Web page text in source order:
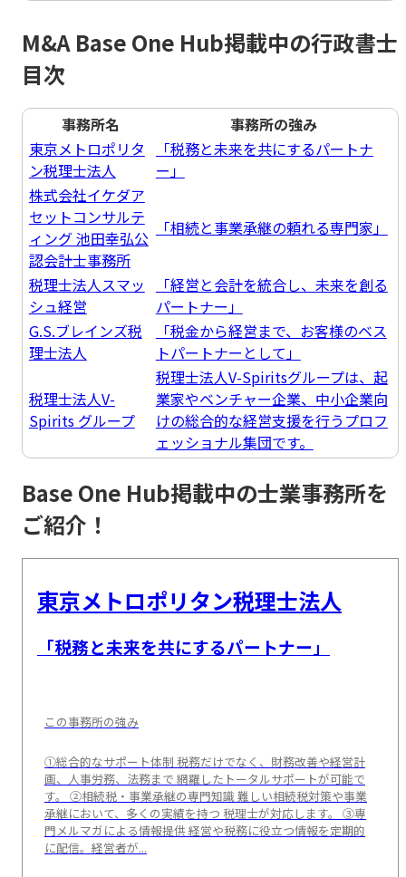
M&A Base One Hub掲載中の行政書士
目次
事務所名
事務所の強み
東京メトロポリタ
ン税理士法人
「税務と未来を共にするパートナ
ー」
株式会社イケダア
セットコンサルテ
ィング 池田幸弘公
認会計士事務所
「相続と事業承継の頼れる専門家」
税理士法人スマッ
シュ経営
「経営と会計を統合し、未来を創る
パートナー」
G.S.ブレインズ税
理士法人
「税金から経営まで、お客様のベス
トパートナーとして」
税理士法人V-
Spirits グループ
税理士法人V-Spiritsグループは、起
業家やベンチャー企業、中小企業向
けの総合的な経営支援を行うプロフ
ェッショナル集団です。
Base One Hub掲載中の士業事務所を
ご紹介！
東京メトロポリタン税理士法人
「税務と未来を共にするパートナー」
この事務所の強み
①総合的なサポート体制 税務だけでなく、財務改善や経営計
画、人事労務、法務まで 網羅したトータルサポートが可能で
す。 ②相続税・事業承継の専門知識 難しい相続税対策や事業
承継において、多くの実績を持つ 税理士が対応します。 ③専
門メルマガによる情報提供 経営や税務に役立つ情報を定期的
に配信。経営者が...